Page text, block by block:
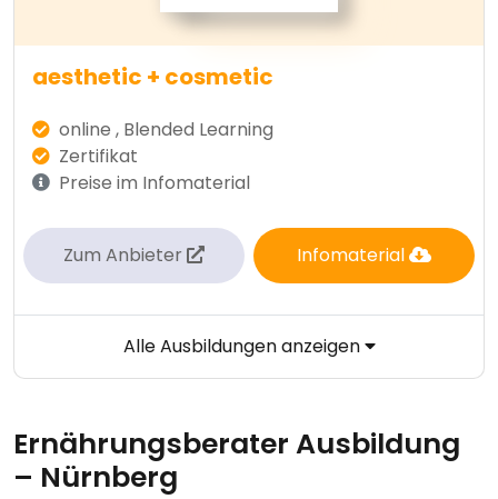
aesthetic + cosmetic
online , Blended Learning
Zertifikat
Preise im Infomaterial
Zum Anbieter Infomaterial
Alle Ausbildungen anzeigen
Ernährungsberater Ausbildung
– Nürnberg